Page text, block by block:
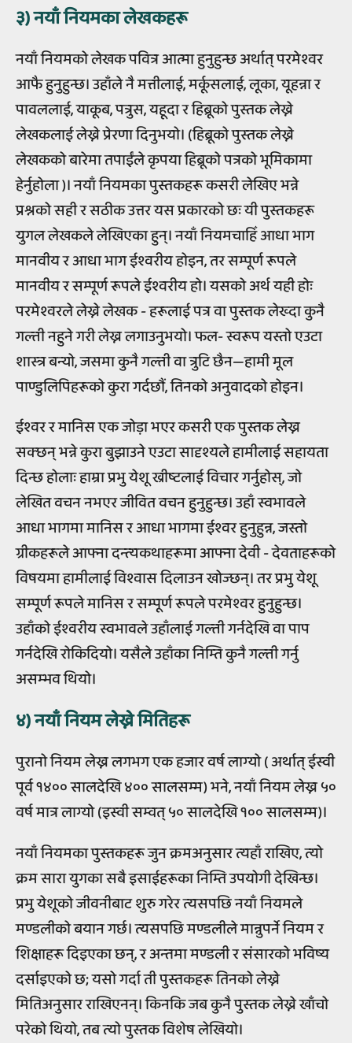
३) नयाँ नियमका लेखकहरू
नयाँ नियमको लेखक पवित्र आत्मा हुनुहुन्छ अर्थात् परमेश्वर
आफै हुनुहुन्छ। उहाँले नै मत्तीलाई, मर्कूसलाई, लूका, यूहन्ना र
पावललाई, याकूब, पत्रुस, यहूदा र हिब्रूको पुस्तक लेख्ने
लेखकलाई लेख्ने प्रेरणा दिनुभयो। (हिब्रूको पुस्तक लेख्ने
लेखकको बारेमा तपाईंले कृपया हिब्रूको पत्रको भूमिकामा
हेर्नुहोला )। नयाँ नियमका पुस्तकहरू कसरी लेखिए भन्ने
प्रश्नको सही र सठीक उत्तर यस प्रकारको छः यी पुस्तकहरू
युगल लेखकले लेखिएका हुन्। नयाँ नियमचाहिँ आधा भाग
मानवीय र आधा भाग ईश्वरीय होइन, तर सम्पूर्ण रूपले
मानवीय र सम्पूर्ण रूपले ईश्वरीय हो। यसको अर्थ यही होः
परमेश्वरले लेख्ने लेखक - हरूलाई पत्र वा पुस्तक लेख्दा कुनै
गल्ती नहुने गरी लेख्न लगाउनुभयो। फल- स्वरूप यस्तो एउटा
शास्त्र बन्यो, जसमा कुनै गल्ती वा त्रुटि छैन—हामी मूल
पाण्डुलिपिहरूको कुरा गर्दछौं, तिनको अनुवादको होइन।
ईश्वर र मानिस एक जोड़ा भएर कसरी एक पुस्तक लेख्न
सक्छन् भन्ने कुरा बुझाउने एउटा सादृश्यले हामीलाई सहायता
दिन्छ होलाः हाम्रा प्रभु येशू ख्रीष्टलाई विचार गर्नुहोस्, जो
लेखित वचन नभएर जीवित वचन हुनुहुन्छ। उहाँ स्वभावले
आधा भागमा मानिस र आधा भागमा ईश्वर हुनुहुन्न, जस्तो
ग्रीकहरूले आफ्ना दन्त्यकथाहरूमा आफ्ना देवी - देवताहरूको
विषयमा हामीलाई विश्वास दिलाउन खोज्छन्। तर प्रभु येशू
सम्पूर्ण रूपले मानिस र सम्पूर्ण रूपले परमेश्वर हुनुहुन्छ।
उहाँको ईश्वरीय स्वभावले उहाँलाई गल्ती गर्नदेखि वा पाप
गर्नदेखि रोकिदियो। यसैले उहाँका निम्ति कुनै गल्ती गर्नु
असम्भव थियो।
४) नयाँ नियम लेख्ने मितिहरू
पुरानो नियम लेख्न लगभग एक हजार वर्ष लाग्यो ( अर्थात् ईस्वी
पूर्व १४०० सालदेखि ४०० सालसम्म) भने, नयाँ नियम लेख्न ५०
वर्ष मात्र लाग्यो (इस्वी सम्वत् ५० सालदेखि १०० सालसम्म)।
नयाँ नियमका पुस्तकहरू जुन क्रमअनुसार त्यहाँ राखिए, त्यो
क्रम सारा युगका सबै इसाईहरूका निम्ति उपयोगी देखिन्छ।
प्रभु येशूको जीवनीबाट शुरु गरेर त्यसपछि नयाँ नियमले
मण्डलीको बयान गर्छ। त्यसपछि मण्डलीले मान्नुपर्ने नियम र
शिक्षाहरू दिइएका छन्, र अन्तमा मण्डली र संसारको भविष्य
दर्साइएको छ; यसो गर्दा ती पुस्तकहरू तिनको लेख्ने
मितिअनुसार राखिएनन्। किनकि जब कुनै पुस्तक लेख्ने खाँचो
परेको थियो, तब त्यो पुस्तक विशेष लेखियो।